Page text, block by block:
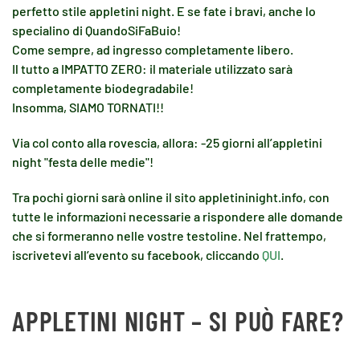
perfetto stile appletini night. E se fate i bravi, anche lo
specialino di QuandoSiFaBuio!
Come sempre, ad ingresso completamente libero.
Il tutto a IMPATTO ZERO: il materiale utilizzato sarà
completamente biodegradabile!
Insomma, SIAMO TORNATI!!
Via col conto alla rovescia, allora: -25 giorni all’appletini
night "festa delle medie"!
Tra pochi giorni sarà online il sito appletininight.info, con
tutte le informazioni necessarie a rispondere alle domande
che si formeranno nelle vostre testoline. Nel frattempo,
iscrivetevi all’evento su facebook, cliccando QUI.
APPLETINI NIGHT – SI PUÒ FARE?